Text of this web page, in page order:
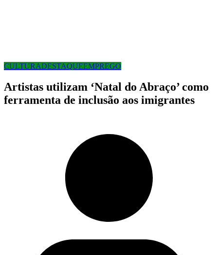
CULTURADESTAQUEEMPREGO
Artistas utilizam ‘Natal do Abraço’ como
ferramenta de inclusão aos imigrantes